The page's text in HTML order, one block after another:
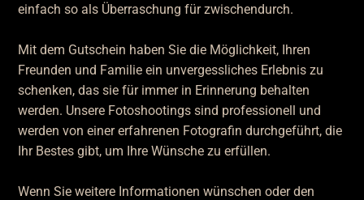
einfach so als Überraschung für zwischendurch.
Mit dem Gutschein haben Sie die Möglichkeit, Ihren
Freunden und Familie ein unvergessliches Erlebnis zu
schenken, das sie für immer in Erinnerung behalten
werden. Unsere Fotoshootings sind professionell und
werden von einer erfahrenen Fotografin durchgeführt, die
Ihr Bestes gibt, um Ihre Wünsche zu erfüllen.
Wenn Sie weitere Informationen wünschen oder den